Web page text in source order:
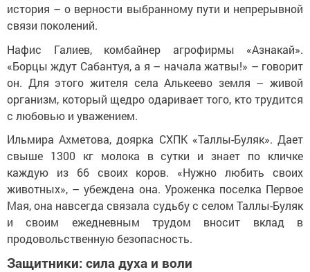
история – о верности выбранному пути и непрерывной
связи поколений.
Нафис Галиев, комбайнер агрофирмы «Азнакай».
«Борцы ждут Сабантуя, а я – начала жатвы!» – говорит
он. Для этого жителя села Алькеево земля – живой
организм, который щедро одаривает того, кто трудится
с любовью и уважением.
Ильмира Ахметова, доярка СХПК «Таллы-Буляк». Дает
свыше 1300 кг молока в сутки и знает по кличке
каждую из 66 своих коров. «Нужно любить своих
животных», – убеждена она. Уроженка поселка Первое
Мая, она навсегда связала судьбу с селом Таллы-Буляк
и своим ежедневным трудом вносит вклад в
продовольственную безопасность.
Защитники: сила духа и воли